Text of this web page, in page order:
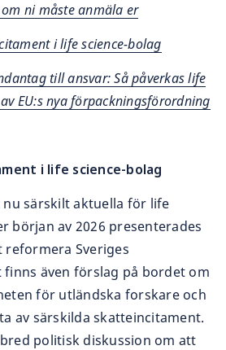
ni måste anmäla er
i life science-bolag
till ansvar: Så påverkas life
EU:s nya förpackningsförordning
i life science-bolag
särskilt aktuella för life
början av 2026 presenterades
Sveriges
finns även förslag på bordet om
för utländska forskare och
av särskilda skatteincitament.
politisk diskussion om att